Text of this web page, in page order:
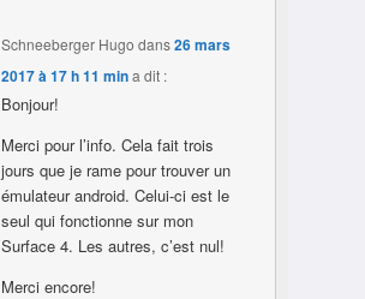
Schneeberger Hugo dans26 mars
2017 à 17 h 11 mina dit :
Bonjour!
Merci pour l’info. Cela fait trois
jours que je rame pour trouver un
émulateur android. Celui-ci est le
seul qui fonctionne sur mon
Surface 4. Les autres, c’est nul!
Merci encore!